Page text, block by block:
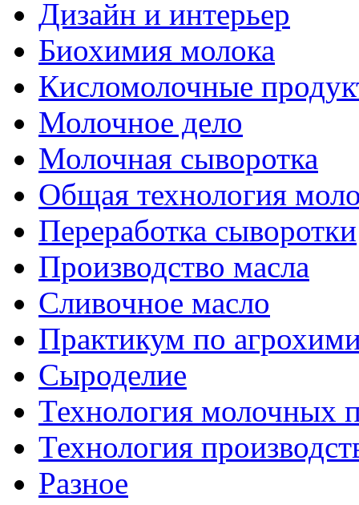
Дизайн и интерьер
Биохимия молока
Кисломолочные
Молочное дело
Молочная сыворотка
Общая технология
Переработка сыворотки
Производство масла
Сливочное масло
Практикум по
Сыроделие
Технология молочных
Технология
Разное